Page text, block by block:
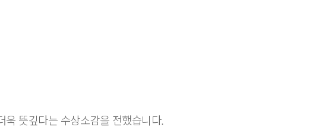
욱 뜻깊다는 수상소감을 전했습니다.